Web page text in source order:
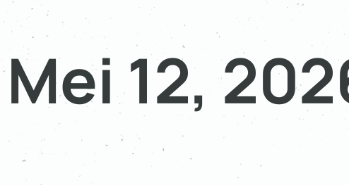
Mei 12,